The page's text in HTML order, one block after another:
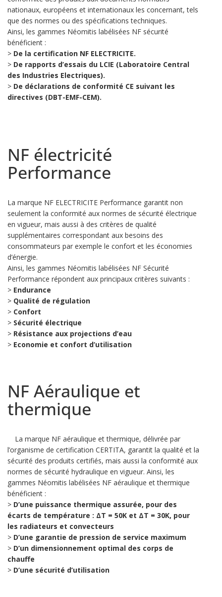
nationaux, européens et internationaux les concernant, tels
que des normes ou des spécifications techniques.
Ainsi, les gammes Néomitis labélisées NF sécurité
bénéficient :
> De la certification NF ELECTRICITE.
> De rapports d’essais du LCIE (Laboratoire Central
des Industries Electriques).
> De déclarations de conformité CE suivant les
directives (DBT-EMF-CEM).
NF électricité
Performance
La marque NF ELECTRICITE Performance garantit non
seulement la conformité aux normes de sécurité électrique
en vigueur, mais aussi à des critères de qualité
supplémentaires correspondant aux besoins des
consommateurs par exemple le confort et les économies
d’énergie.
Ainsi, les gammes Néomitis labélisées NF Sécurité
Performance répondent aux principaux critères suivants :
> Endurance
> Qualité de régulation
> Confort
> Sécurité électrique
> Résistance aux projections d’eau
> Economie et confort d’utilisation
NF Aéraulique et
thermique
La marque NF aéraulique et thermique, délivrée par
l’organisme de certification CERTITA, garantit la qualité et la
sécurité des produits certifiés, mais aussi la conformité aux
normes de sécurité hydraulique en vigueur. Ainsi, les
gammes Néomitis labélisées NF aéraulique et thermique
bénéficient :
> D’une puissance thermique assurée, pour des
écarts de température : ΔT = 50K et ΔT = 30K, pour
les radiateurs et convecteurs
> D’une garantie de pression de service maximum
> D’un dimensionnement optimal des corps de
chauffe
> D’une sécurité d’utilisation